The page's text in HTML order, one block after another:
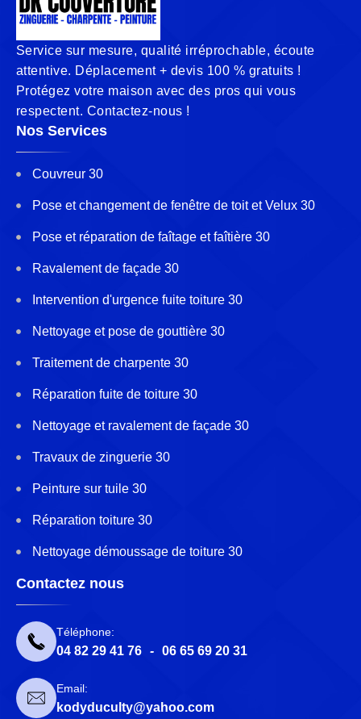
Service sur mesure, qualité irréprochable, écoute
attentive. Déplacement + devis 100 % gratuits !
Protégez votre maison avec des pros qui vous
respectent. Contactez-nous !
Nos Services
Couvreur 30
Pose et changement de fenêtre de toit et Velux 30
Pose et réparation de faîtage et faîtière 30
Ravalement de façade 30
Intervention d'urgence fuite toiture 30
Nettoyage et pose de gouttière 30
Traitement de charpente 30
Réparation fuite de toiture 30
Nettoyage et ravalement de façade 30
Travaux de zinguerie 30
Peinture sur tuile 30
Réparation toiture 30
Nettoyage démoussage de toiture 30
Contactez nous
Téléphone:
04 82 29 41 76 - 06 65 69 20 31
Email:
kodyduculty@yahoo.com